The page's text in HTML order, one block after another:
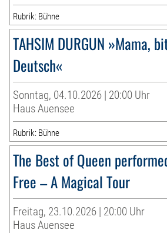
Rubrik: Bühne
TAHSIM DURGUN »Mama,
Deutsch«
Sonntag, 04.10.2026 | 20:00 Uhr
Haus Auensee
Rubrik: Bühne
The Best of Queen
Free – A Magical Tour
Freitag, 23.10.2026 | 20:00 Uhr
Haus Auensee